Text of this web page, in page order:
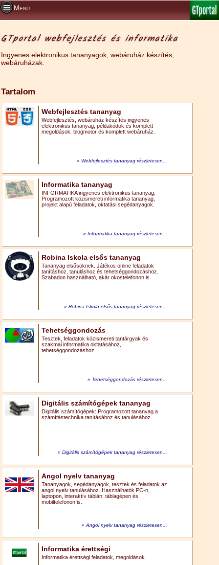
Menü
GTportal webfejlesztés és informatika
Ingyenes elektronikus tananyagok, webáruház készítés,
webáruházak.
Tartalom
Webfejlesztés tananyag
Webfejlesztés, webáruház készítés ingyenes
elektronikus tananyag, példakódok és komplett
megoldások: blogmotor és komplett webáruház.
Webfejlesztés tananyag részletesen...
Informatika tananyag
INFORMATIKA ingyenes elektronikus tananyag.
Programozott közismereti informatika tananyag,
projekt alapú feladatok, oktatási segédanyagok.
Informatika tananyag részletesen...
Robina Iskola elsős tananyag
Tananyag elsősöknek. Játékos online feladatok
tanításhoz, tanuláshoz és tehetséggondozáshoz.
Szabadon használható, akár okostelefonon is.
Robina Iskola elsős tananyag részletesen...
Tehetséggondozás
Tesztek, feladatok közismereti tantárgyak és
szakmai informatika oktatásához,
tehetséggondozáshoz.
Tehetséggondozás részletesen...
Digitális számítógépek tananyag
Digitális számítógépek: Programozott tananyag a
számítástechnika tanításához és tanulásához.
Digitális számítógépek tananyag részletesen...
Angol nyelv tananyag
Tananyagok, segédanyagok, tesztek és feladatok az
angol nyelv tanulásához. Használhatók PC-n,
laptopon, interaktív táblán, táblagépen és
mobiltelefonon is.
Angol nyelv tananyag részletesen...
Informatika érettségi
Informatika érettségi feladatok, megoldások.